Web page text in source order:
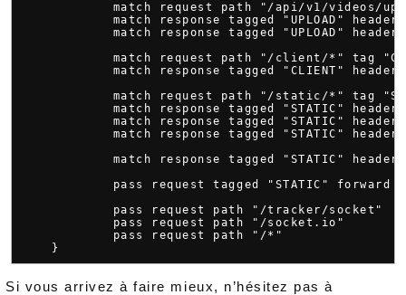
match request path "/api/v1/videos/
match response tagged "UPLOAD"
match response tagged "UPLOAD"
match request path "/client/*" tag
match response tagged "CLIENT"
match request path "/static/*" tag
match response tagged "STATIC"
match response tagged "STATIC"
match response tagged "STATIC"
match response tagged "STATIC"
pass request tagged "STATIC" forward
pass request path "/tracker/socket"
pass request path "/socket.io"
pass request path "/*"
Si vous arrivez à faire mieux, n’hésitez pas à